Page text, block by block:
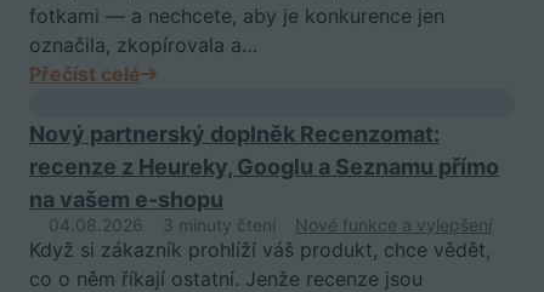
fotkami — a nechcete, aby je konkurence jen
označila, zkopírovala a…
Přečíst celé
Nový partnerský doplněk Recenzomat:
recenze z Heureky, Googlu a Seznamu přímo
na vašem e-shopu
04.08.2026 3 minuty čtení Nové funkce a vylepšení
Když si zákazník prohlíží váš produkt, chce vědět,
co o něm říkají ostatní. Jenže recenze jsou